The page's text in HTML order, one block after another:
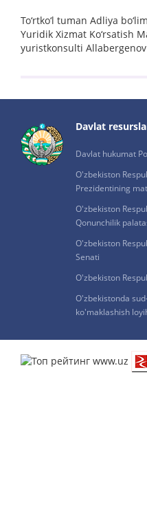
To‘rtko‘l tuman Adliya
Yuridik Xizmat Ko‘rsatish
yuristkonsulti
Davlat
Davlat hukumat
O'zbekiston
Prezidentining
O'zbekiston
Qonunchilik
O'zbekiston
Senati
O'zbekiston
O'zbekistonda
ko'maklashish